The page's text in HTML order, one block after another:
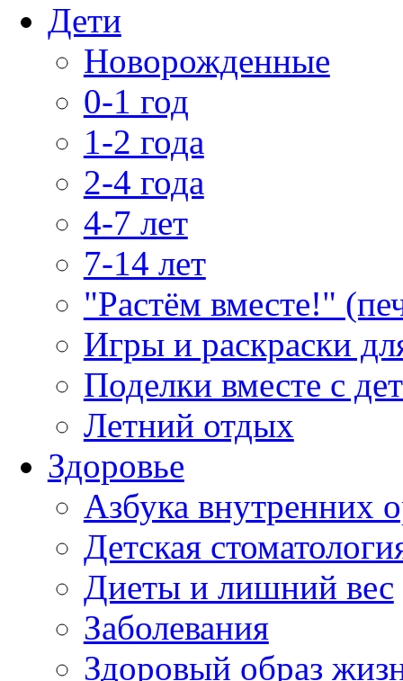
Дети
Новорожденные
0-1 год
1-2 года
2-4 года
4-7 лет
7-14 лет
"Растём вместе!"
Игры и раскраски
Поделки вместе с
Летний отдых
Здоровье
Азбука внутренних
Детская
Диеты и лишний вес
Заболевания
Здоровый образ